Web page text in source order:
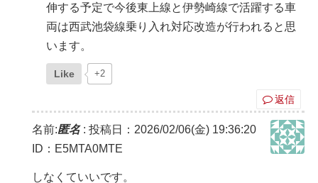
伸する予定で今後東上線と伊勢崎線で活躍する車
両は西武池袋線乗り入れ対応改造が行われると思
います。
Like +2
返信
名前:匿名: 投稿日：2026/02/06(金) 19:36:20
ID：E5MTA0MTE
しなくていいです。